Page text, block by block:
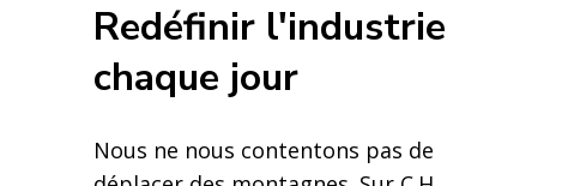
Redéfinir l'industrie
chaque jour
Nous ne nous contentons pas de